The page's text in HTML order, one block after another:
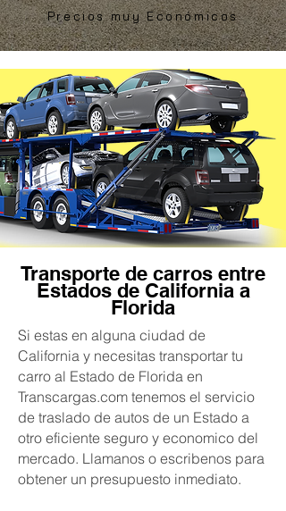
Precios muy Económicos
Transporte de carros entre
Estados de California a
Florida
Si estas en alguna ciudad de
California y necesitas transportar tu
carro al Estado de Florida en
Transcargas.com tenemos el servicio
de traslado de autos de un Estado a
otro eficiente seguro y economico del
mercado. Llamanos o escribenos para
obtener un presupuesto inmediato.